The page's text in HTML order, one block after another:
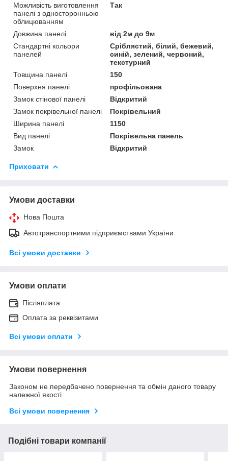
Можливість виготовлення
панелі з односторонньою
облицюванням
Так
Довжина панелі
від 2м до 9м
Стандартні кольори
панелей
Сріблястий, білий, бежевий,
синій, зелений, червоний,
текстурний
Товщина панелі
150
Поверхня панелі
профільована
Замок стінової панелі
Відкритий
Замок покрівельної панелі
Покрівельний
Ширина панелі
1150
Вид панелі
Покрівельна панель
Замок
Відкритий
Приховати
Умови доставки
Нова Пошта
Автотранспортними підприємствами України
Всі умови доставки
Умови оплати
Післяплата
Оплата за реквізитами
Всі умови оплати
Умови повернення
Законом не передбачено повернення та обмін даного товару
належної якості
Всі умови повернення
Подібні товари компанії